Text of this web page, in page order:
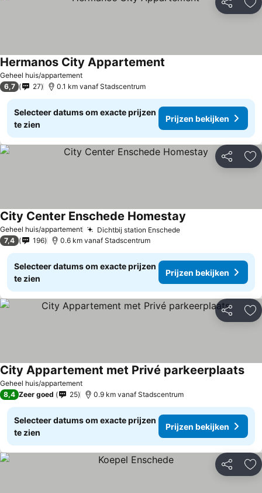
Delen
Geheel huis/appartement
Hermanos City Appartement
6,7 27 0.1 km vanaf Stadscentrum
Selecteer datums om exacte prijzen
te zien
Prijzen bekijken
Delen
Geheel huis/appartement Dichtbij station Enschede
City Center Enschede Homestay
7,4 196 0.6 km vanaf Stadscentrum
Selecteer datums om exacte prijzen
te zien
Prijzen bekijken
Delen
Geheel huis/appartement
City Appartement met Privé parkeerplaats
8,4 Zeer goed 25 0.9 km vanaf Stadscentrum
Selecteer datums om exacte prijzen
te zien
Prijzen bekijken
Delen